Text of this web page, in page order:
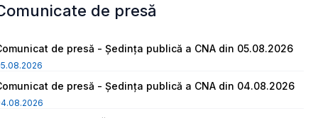
de presă
de presă - Ședința publică a CNA din 05.08.2026
de presă - Ședința publică a CNA din 04.08.2026